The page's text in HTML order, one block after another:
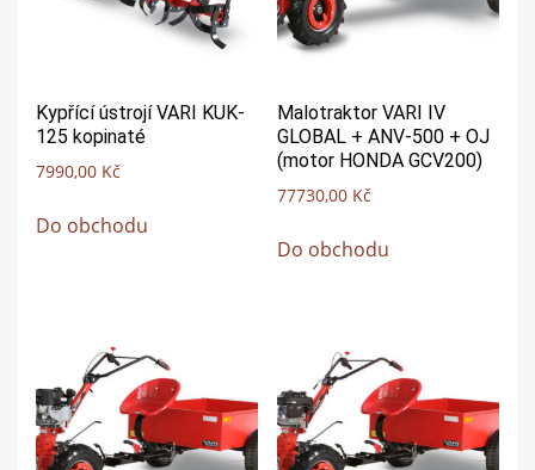
Kypřící ústrojí VARI KUK-
125 kopinaté
7990,00 Kč
Do obchodu
Malotraktor VARI IV
GLOBAL + ANV-500 + OJ
(motor HONDA GCV200)
77730,00 Kč
Do obchodu